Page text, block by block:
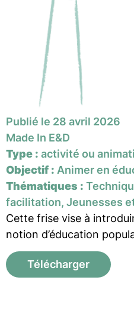
Publié le 28 avril 2026
Made In E&D
Type : activité ou
Objectif : Animer en
Thématiques :
facilitation, Jeunesses
Cette frise vise à
notion d’éducation
Télécharger